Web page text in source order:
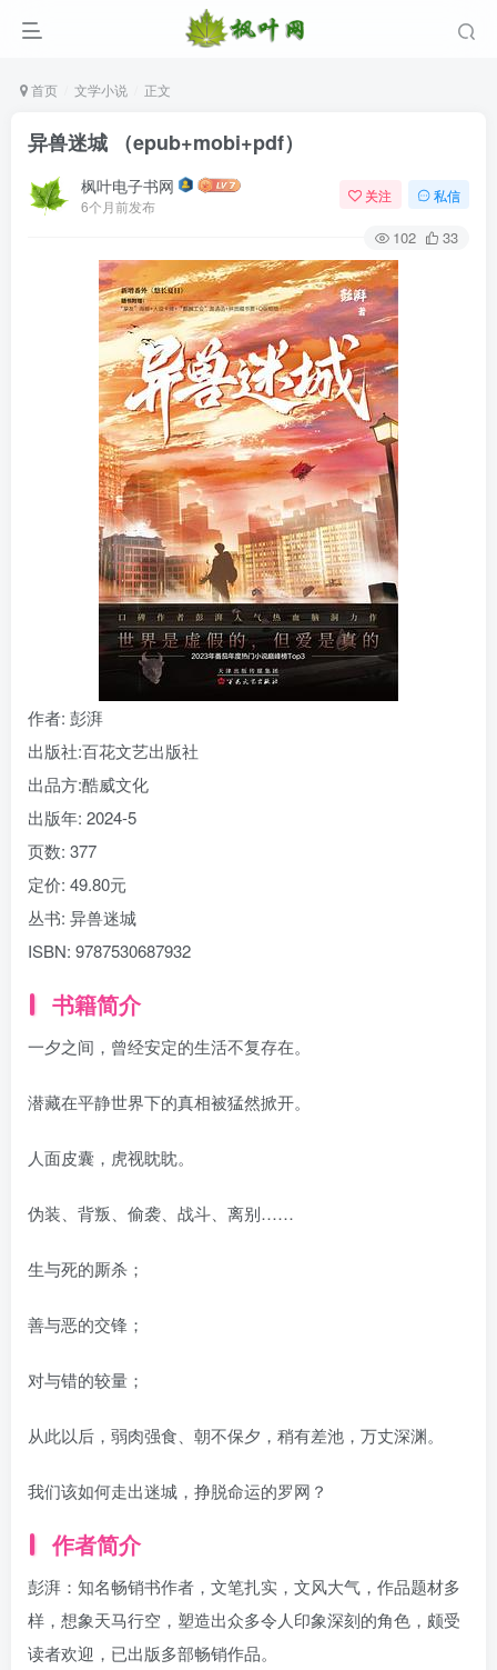
首页 文学小说 正文
异兽迷城 （epub+mobi+pdf）
枫叶电子书网
6个月前发布
关注 私信
102 33
作者: 彭湃
出版社:百花文艺出版社
出品方:酷威文化
出版年: 2024-5
页数: 377
定价: 49.80元
丛书: 异兽迷城
ISBN: 9787530687932
书籍简介
一夕之间，曾经安定的生活不复存在。
潜藏在平静世界下的真相被猛然掀开。
人面皮囊，虎视眈眈。
伪装、背叛、偷袭、战斗、离别……
生与死的厮杀；
善与恶的交锋；
对与错的较量；
从此以后，弱肉强食、朝不保夕，稍有差池，万丈深渊。
我们该如何走出迷城，挣脱命运的罗网？
作者简介
彭湃：知名畅销书作者，文笔扎实，文风大气，作品题材多
样，想象天马行空，塑造出众多令人印象深刻的角色，颇受
读者欢迎，已出版多部畅销作品。
登录
没有账号？立即注册
用户名/手机号/邮箱
登录密码
记住登录 找回密码|免密登录
登录
社交账号登录